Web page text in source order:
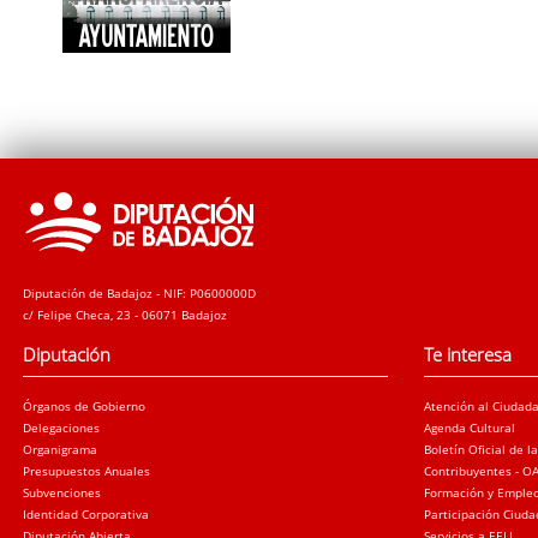
Diputación de Badajoz - NIF: P0600000D
c/ Felipe Checa, 23 - 06071 Badajoz
Diputación
Órganos de Gobierno
Delegaciones
Organigrama
Presupuestos Anuales
Subvenciones
Identidad Corporativa
Te interesa
Atención al
Agenda Cultural
Boletín Oficial de
Contribuyentes -
Formación y
Participación